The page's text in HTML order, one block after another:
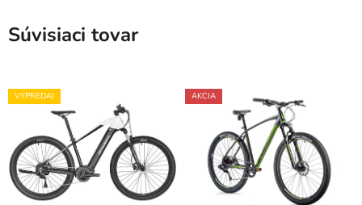
Súvisiaci tovar
VÝPREDAJ AKCIA